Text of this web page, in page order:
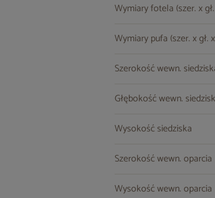
Wymiary fotela (szer. x
Wymiary pufa (szer. x gł.
Szerokość wewn.
Głębokość wewn.
Wysokość siedziska
Szerokość wewn. oparcia
Wysokość wewn. oparcia